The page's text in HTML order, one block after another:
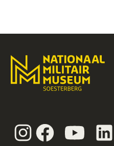
InstagramFacebookYoutube